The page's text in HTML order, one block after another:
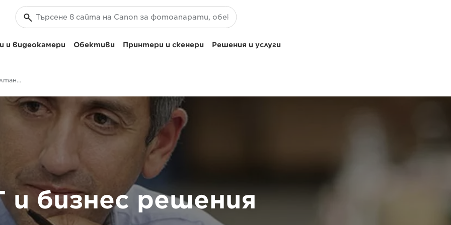
видеокамери Обективи Принтери и скенери Решения и услуги
Позиции за ИТ консултант и бизнес консултант
и бизнес решения